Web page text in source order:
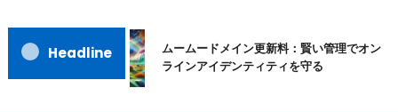
Headline
ムームードメイン更新料：賢い管理でオン
ラインアイデンティティを守る